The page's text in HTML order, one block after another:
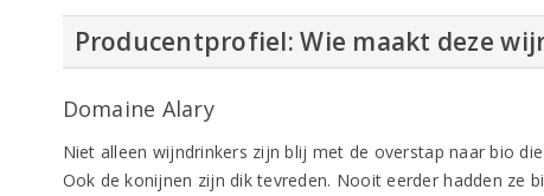
Producentprofiel: Wie maakt deze
Domaine Alary
Niet alleen wijndrinkers zijn blij met de overstap naar bio
Ook de konijnen zijn dik tevreden. Nooit eerder hadden ze